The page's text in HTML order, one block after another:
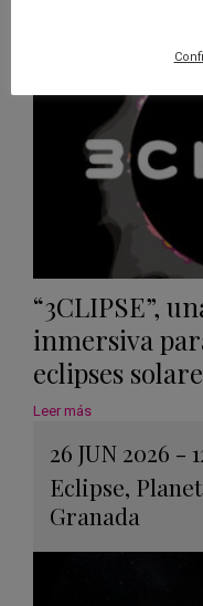
“3CLIPSE”,
inmersiva
eclipses
Leer más
26 JUN 2026 -
Eclipse,
Granada